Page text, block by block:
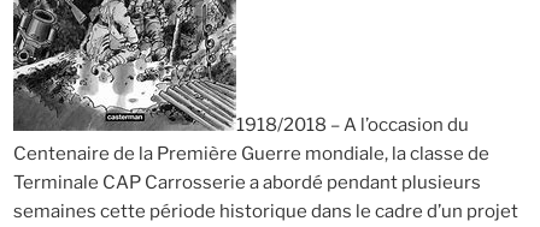
1918/2018 – A l’occasion du
Centenaire de la Première Guerre mondiale, la classe de
Terminale CAP Carrosserie a abordé pendant plusieurs
semaines cette période historique dans le cadre d’un projet